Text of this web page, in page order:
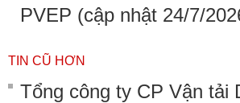
PVEP (cập nhật 24/7/
TIN CŨ HƠN
Tổng công ty CP Vận tải